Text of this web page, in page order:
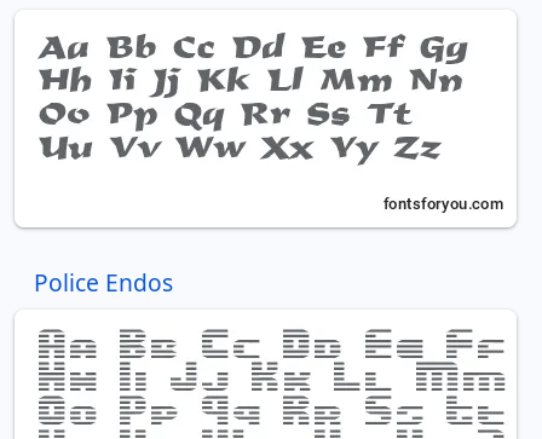
Police Endos